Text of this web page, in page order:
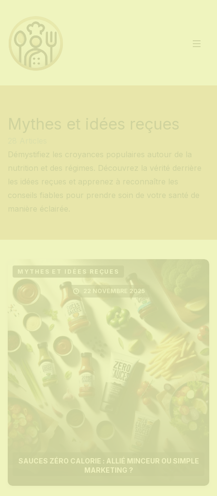
Mythes et idées reçues
Démystifiez les croyances populaires autour de la
nutrition et des régimes. Découvrez la vérité derrière
les idées reçues et apprenez à reconnaître les
conseils fiables pour prendre soin de votre santé de
manière éclairée.
MYTHES ET IDÉES REÇUES
SAUCES ZÉRO CALORIE : ALLIÉ MINCEUR OU SIMPLE
MARKETING ?
22 NOVEMBRE 2025